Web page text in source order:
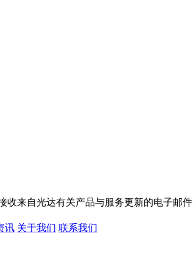
收来自光达有关产品与服务更新的电子邮件
讯 关于我们 联系我们